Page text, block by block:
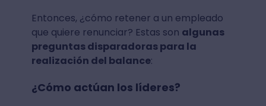
Entonces, ¿cómo retener a un empleado
que quiere renunciar? Estas son algunas
preguntas disparadoras para la
realización del balance:
¿Cómo actúan los líderes?